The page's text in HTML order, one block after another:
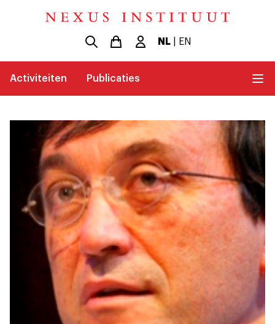
NL| EN
Activiteiten Publicaties